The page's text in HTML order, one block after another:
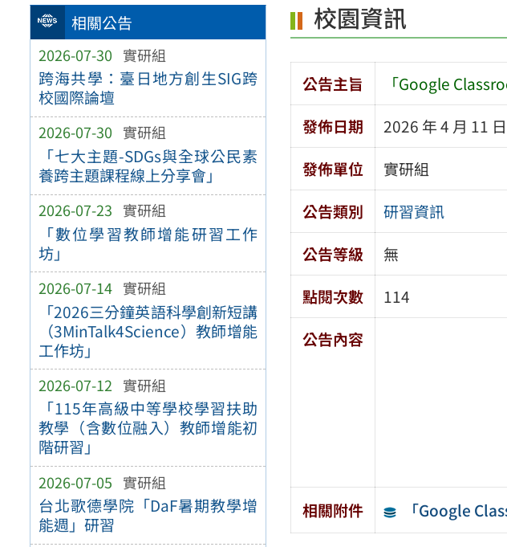
相關公告
2026-07-30 實研組
跨海共學：臺日地方創生SIG跨
校國際論壇
2026-07-30 實研組
「七大主題-SDGs與全球公民素
養跨主題課程線上分享會」
2026-07-23 實研組
「數位學習教師增能研習工作
坊」
2026-07-14 實研組
「2026三分鐘英語科學創新短講
（3MinTalk4Science）教師增能
工作坊」
2026-07-12 實研組
「115年高級中等學校學習扶助
教學（含數位融入）教師增能初
階研習」
2026-07-05 實研組
台北歌德學院「DaF暑期教學增
能週」研習
校園資訊
公告主旨
「Google
發佈日期
2026 年 4 月 11 日
發佈單位
實研組
公告類別
研習資訊
公告等級
無
點閱次數
114
公告內容
相關附件 「Google